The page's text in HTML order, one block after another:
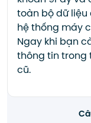
toàn bộ dữ
hệ thống máy
Ngay khi bạn
thông tin trong
cũ.